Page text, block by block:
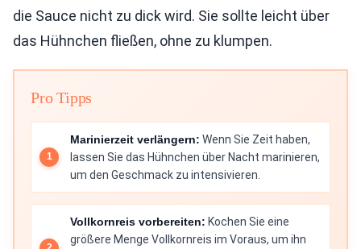
die Sauce nicht zu dick wird. Sie sollte leicht über
das Hühnchen fließen, ohne zu klumpen.
Pro Tipps
Marinierzeit verlängern: Wenn Sie Zeit haben,
lassen Sie das Hühnchen über Nacht marinieren,
um den Geschmack zu intensivieren.
Vollkornreis vorbereiten: Kochen Sie eine
größere Menge Vollkornreis im Voraus, um ihn